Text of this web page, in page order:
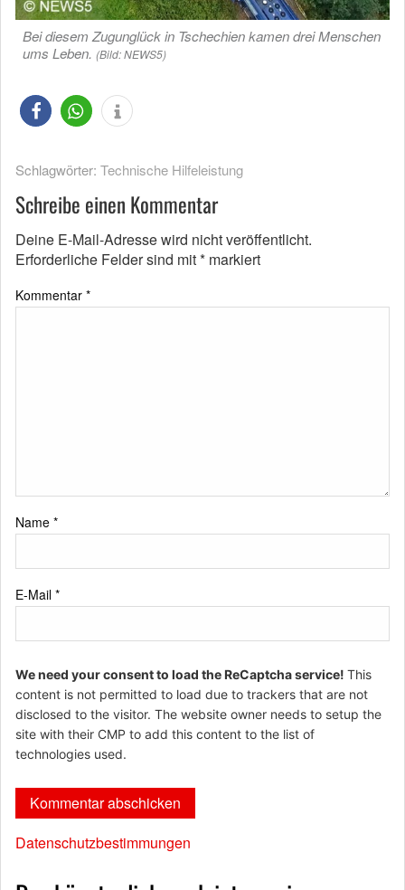
Bei diesem Zugunglück in Tschechien kamen drei Menschen
ums Leben. (Bild: NEWS5)
Schlagwörter: Technische Hilfeleistung
Schreibe einen Kommentar
Deine E-Mail-Adresse wird nicht veröffentlicht.
Erforderliche Felder sind mit* markiert
Kommentar *
Name *
E-Mail *
We need your consent to load the ReCaptcha service! This
content is not permitted to load due to trackers that are not
disclosed to the visitor. The website owner needs to setup the
site with their CMP to add this content to the list of
technologies used.
Datenschutzbestimmungen